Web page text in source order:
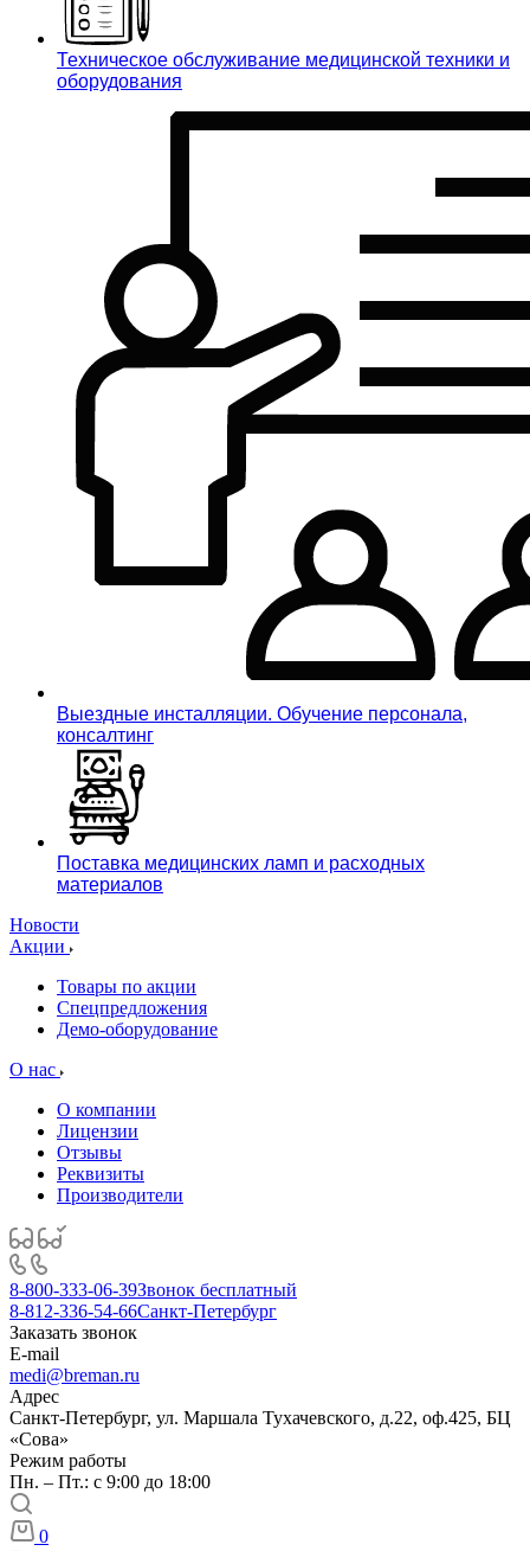
Техническое обслуживание медицинской техники и
оборудования
Выездные инсталляции. Обучение персонала,
консалтинг
Поставка медицинских ламп и расходных
материалов
Новости
Акции
Товары по акции
Спецпредложения
Демо-оборудование
О нас
О компании
Лицензии
Отзывы
Реквизиты
Производители
8-800-333-06-39Звонок бесплатный
8-812-336-54-66Санкт-Петербург
Заказать звонок
E-mail
medi@breman.ru
Адрес
Санкт-Петербург, ул. Маршала Тухачевского, д.22, оф.425, БЦ
«Сова»
Режим работы
Пн. – Пт.: с 9:00 до 18:00
0